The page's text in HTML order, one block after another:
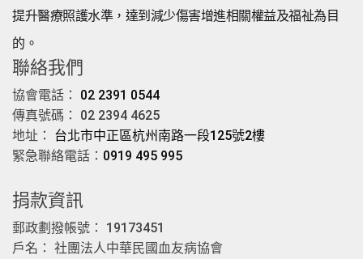
提升醫療照護水準，達到減少傷害增進相關權益及福祉為目
的。
聯絡我們
協會電話： 02 2391 0544
傳真號碼： 02 2394 4625
地址： 台北市中正區杭州南路一段125號2樓
緊急聯絡電話： 0919 495 995
捐款資訊
郵政劃撥帳號： 19173451
戶名： 社團法人中華民國血友病協會